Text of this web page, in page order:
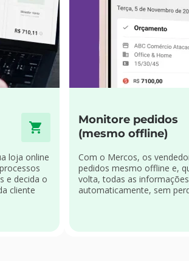
loja online
e decida o
cliente
Monitore pedidos
(mesmo offline)
Com o Mercos, os
pedidos mesmo offline e,
volta, todas as
automaticamente, sem